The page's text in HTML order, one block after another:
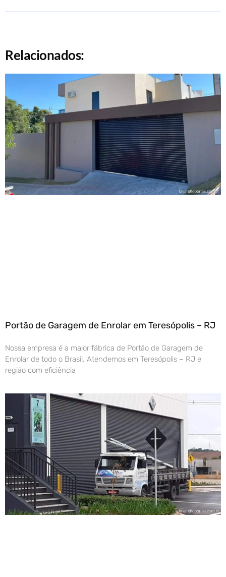
Relacionados:
Portão de Garagem de Enrolar em Teresópolis – RJ
Nossa empresa é a maior fábrica de Portão de Garagem de
Enrolar de todo o Brasil. Atendemos em Teresópolis – RJ e
região com eficiência